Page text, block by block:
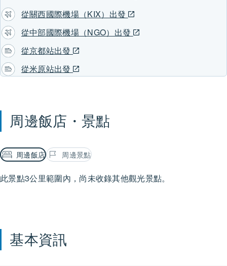
從關西國際機場（KIX）出發
從中部國際機場（NGO）出發
從京都站出發
從米原站出發
周邊飯店・景點
周邊飯店 周邊景點
此景點3公里範圍內，尚未收錄其他觀光景點。
基本資訊